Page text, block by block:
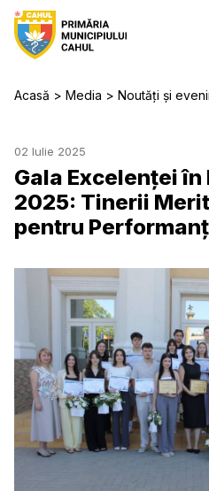
Acasă Media Noutăți și
02 Iulie 2025
Gala Excelenței în
2025: Tinerii
pentru